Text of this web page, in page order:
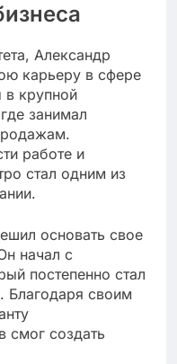
Александр
карьеру в сфере
в крупной
занимал
работе и
стал одним из
основать свое
начал с
постепенно стал
Благодаря своим
смог создать